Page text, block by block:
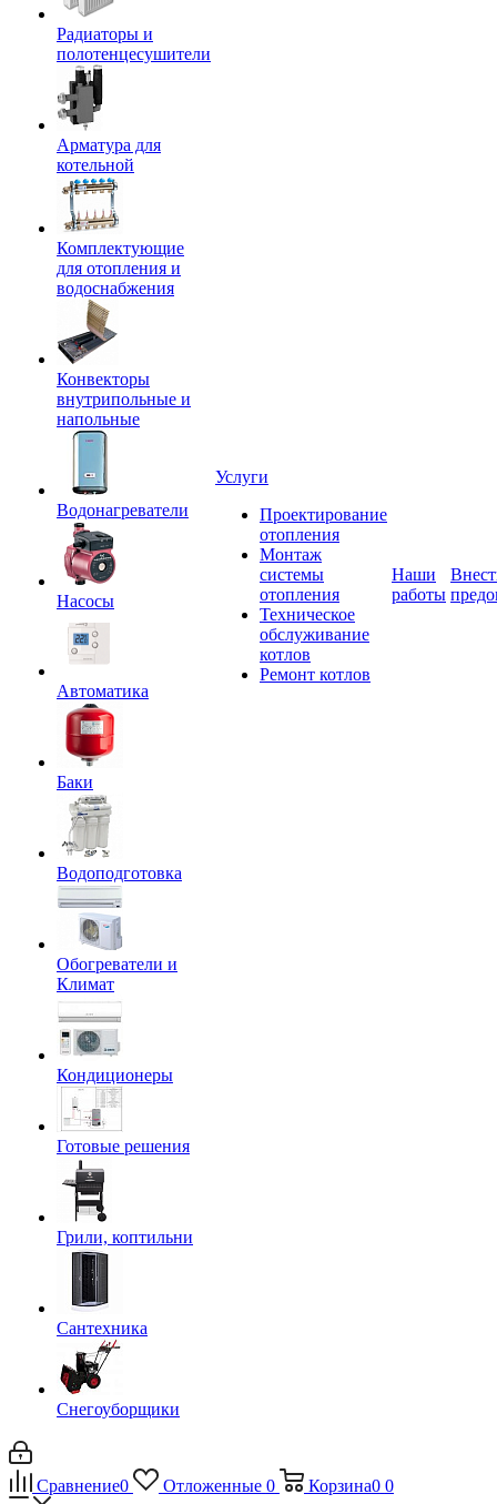
Радиаторы и
полотенцесушители
Арматура для
котельной
Комплектующие
для отопления и
водоснабжения
Конвекторы
внутрипольные и
напольные
Водонагреватели
Насосы
Автоматика
Баки
Водоподготовка
Обогреватели и
Климат
Кондиционеры
Готовые решения
Грили, коптильни
Сантехника
Снегоуборщики
Услуги
Проектирование
отопления
Монтаж
системы
отопления
Техническое
обслуживание
котлов
Ремонт котлов
Наши
работы
Сравнение0 Отложенные 0 Корзина0 0